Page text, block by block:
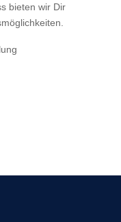
bieten wir Dir